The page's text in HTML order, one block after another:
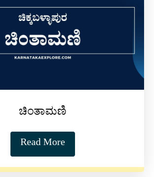
ಚಿಂತಾಮಣಿ
Read More